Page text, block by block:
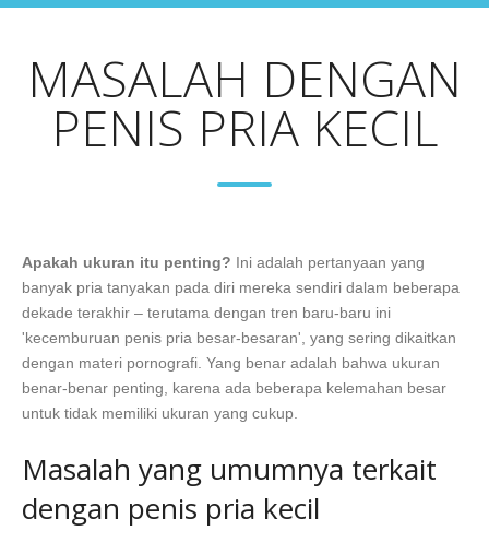
MASALAH DENGAN
PENIS PRIA KECIL
Apakah ukuran itu penting? Ini adalah pertanyaan yang
banyak pria tanyakan pada diri mereka sendiri dalam beberapa
dekade terakhir – terutama dengan tren baru-baru ini
'kecemburuan penis pria besar-besaran', yang sering dikaitkan
dengan materi pornografi. Yang benar adalah bahwa ukuran
benar-benar penting, karena ada beberapa kelemahan besar
untuk tidak memiliki ukuran yang cukup.
Masalah yang umumnya terkait
dengan penis pria kecil